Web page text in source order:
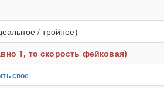
/ тройное)
1, то скорость фейковая)
своё